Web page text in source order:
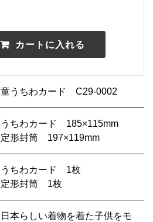
童うちわカード C29-0002
うちわカード 185×115mm
定形封筒 197×119mm
うちわカード 1枚
定形封筒 1枚
日本らしい着物を着た子供をモ